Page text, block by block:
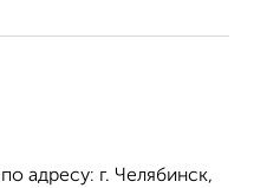
адресу: г. Челябинск,